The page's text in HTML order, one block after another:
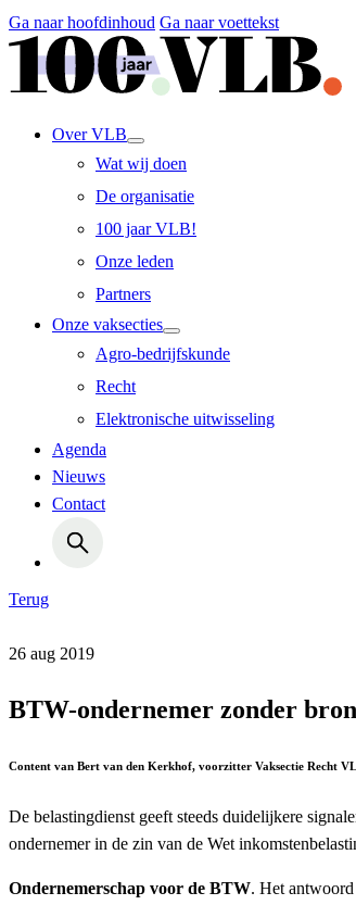
Ga naar hoofdinhoud Ga naar voettekst
Over VLB
Wat wij doen
De organisatie
100 jaar VLB!
Onze leden
Partners
Onze vaksecties
Agro-bedrijfskunde
Recht
Elektronische uitwisseling
Agenda
Nieuws
Contact
Terug
26 aug 2019
BTW-ondernemer zonder
Content van Bert van den Kerkhof, voorzitter Vaksectie Recht
De belastingdienst geeft steeds duidelijkere
ondernemer in de zin van de Wet
Ondernemerschap voor de BTW. Het